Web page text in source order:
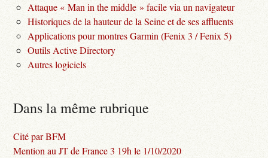
Attaque « Man in the middle » facile via un navigateur
Historiques de la hauteur de la Seine et de ses affluents
Applications pour montres Garmin (Fenix 3 / Fenix 5)
Outils Active Directory
Autres logiciels
Dans la même rubrique
Cité par BFM
Mention au JT de France 3 19h le 1/10/2020